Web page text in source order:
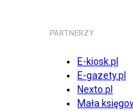
PARTNERZY
E-kiosk.pl
E-gazety.pl
Nexto.pl
Mała